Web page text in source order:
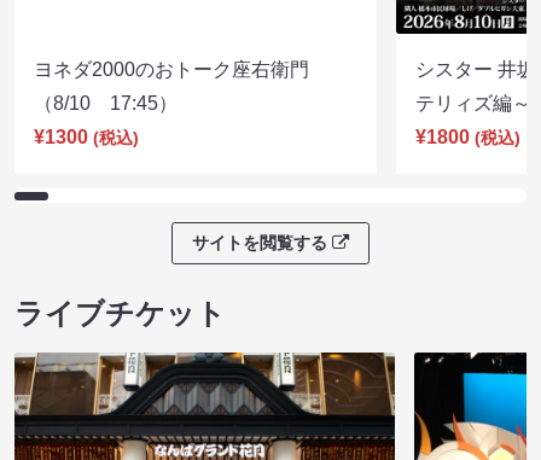
ヨネダ2000のおトーク座右衛門
（8/10 17:45）
¥1300 (税込)
シスター 井
テリィズ編
¥1800 (税込)
サイトを閲覧する
ライブチケット